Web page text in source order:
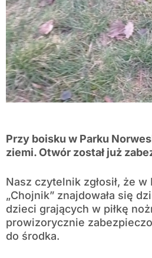
Przy boisku w Parku
ziemi. Otwór został już
Nasz czytelnik zgłosił, że
„Chojnik” znajdowała się
dzieci grających w piłkę
prowizorycznie
do środka.